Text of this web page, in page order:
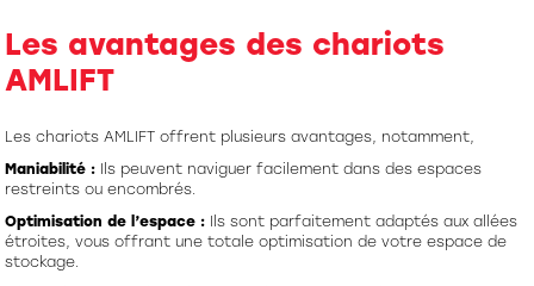
Les avantages des chariots
AMLIFT
Les chariots AMLIFT offrent plusieurs avantages, notamment,
Maniabilité : Ils peuvent naviguer facilement dans des espaces
restreints ou encombrés.
Optimisation de l’espace : Ils sont parfaitement adaptés aux allées
étroites, vous offrant une totale optimisation de votre espace de
stockage.